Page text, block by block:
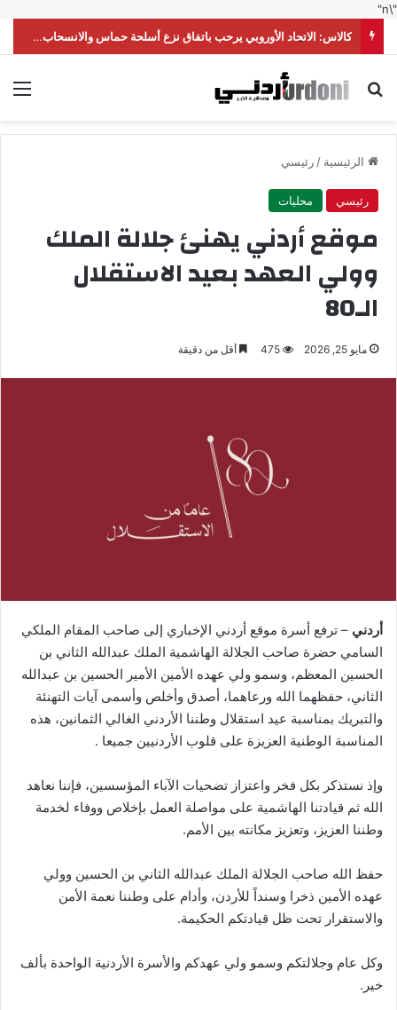
"\n"
كالاس: الاتحاد الأوروبي يرحب باتفاق نزع أسلحة حماس والانسحاب الإسرائيلي من غزة
بحث عن
الرئيسية /رئيسي
رئيسي محليات
موقع أردني يهنئ جلالة الملك
وولي العهد بعيد الاستقلال
الـ80
مايو 25, 2026 475 أقل من دقيقة
أردني – ترفع أسرة موقع أردني الإخباري إلى صاحب المقام الملكي
السامي حضرة صاحب الجلالة الهاشمية الملك عبدالله الثاني بن
الحسين المعظم، وسمو ولي عهده الأمين الأمير الحسين بن عبدالله
الثاني، حفظهما الله ورعاهما، أصدق وأخلص وأسمى آيات التهنئة
والتبريك بمناسبة عيد استقلال وطننا الأردني الغالي الثمانين، هذه
المناسبة الوطنية العزيزة على قلوب الأردنيين جميعا .
وإذ نستذكر بكل فخر واعتزاز تضحيات الآباء المؤسسين، فإننا نعاهد
الله ثم قيادتنا الهاشمية على مواصلة العمل بإخلاص ووفاء لخدمة
وطننا العزيز، وتعزيز مكانته بين الأمم.
حفظ الله صاحب الجلالة الملك عبدالله الثاني بن الحسين وولي
عهده الأمين ذخرا وسنداً للأردن، وأدام على وطننا نعمة الأمن
والاستقرار تحت ظل قيادتكم الحكيمة.
وكل عام وجلالتكم وسمو ولي عهدكم والأسرة الأردنية الواحدة بألف
خير.